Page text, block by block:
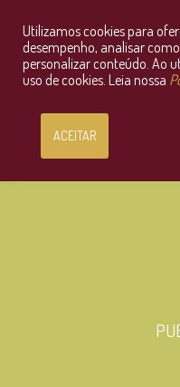
Utilizamos cookies para
desempenho, analisar
personalizar conteúdo. Ao
uso de cookies. Leia nossa
ACEITAR